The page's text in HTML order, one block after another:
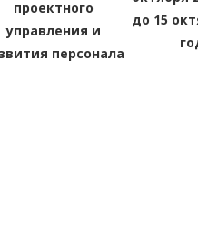
проектного
управления и
персонала
до 15